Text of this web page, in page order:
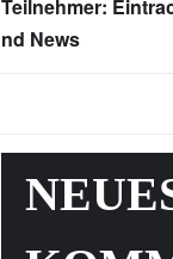
Teilnehmer:
nd News